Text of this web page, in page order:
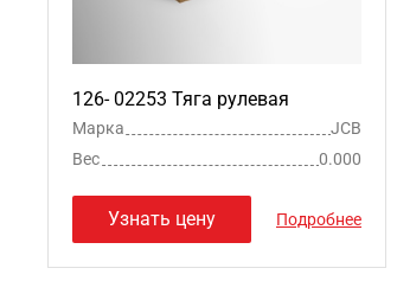
126- 02253 Тяга рулевая
Марка
JCB
Вес
0.000
Узнать цену Подробнее